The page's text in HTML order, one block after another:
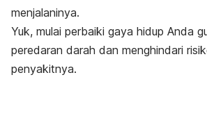
menjalaninya.
Yuk, mulai perbaiki gaya hidup Anda
peredaran darah dan menghindari
penyakitnya.